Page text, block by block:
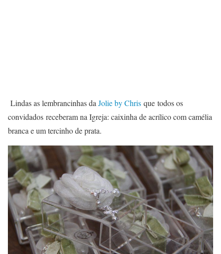
Lindas as lembrancinhas da Jolie by Chris que todos os
convidados receberam na Igreja: caixinha de acrílico com camélia
branca e um tercinho de prata.